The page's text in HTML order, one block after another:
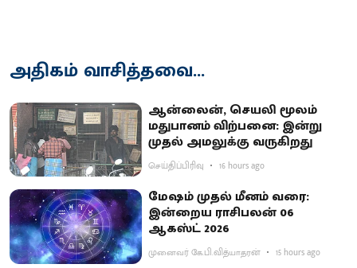
அதிகம் வாசித்தவை...
ஆன்லைன், செயலி மூலம்
மதுபானம் விற்பனை: இன்று
முதல் அமலுக்கு வருகிறது
செய்திப்பிரிவு 16 hours ago
மேஷம் முதல் மீனம் வரை:
இன்றைய ராசிபலன் 06
ஆகஸ்ட் 2026
முனைவர் கே.பி.வித்யாதரன் 15 hours ago